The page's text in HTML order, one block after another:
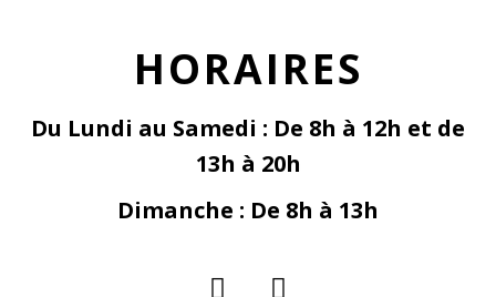
HORAIRES
Du Lundi au Samedi : De 8h à 12h et de
13h à 20h
Dimanche : De 8h à 13h